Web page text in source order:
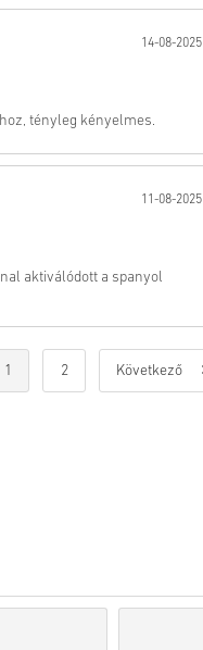
14-08-2025
tényleg kényelmes.
11-08-2025
aktiválódott a spanyol
1 2 Következő